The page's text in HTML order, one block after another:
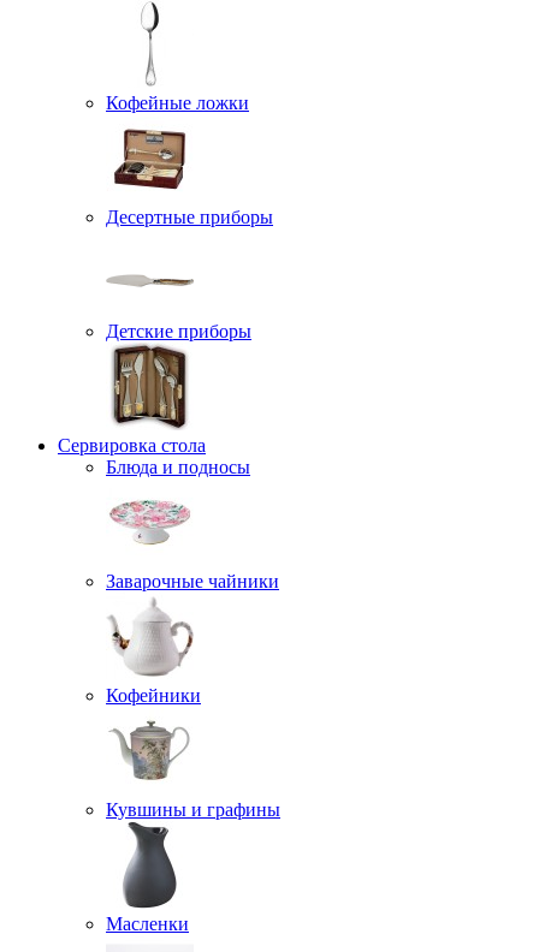
Кофейные ложки
Десертные приборы
Детские приборы
Сервировка стола
Блюда и подносы
Заварочные чайники
Кофейники
Кувшины и графины
Масленки